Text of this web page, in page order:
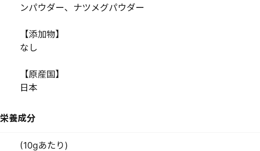
ンパウダー、ナツメグパウダー
【添加物】
なし
【原産国】
日本
栄養成分
(10gあたり)